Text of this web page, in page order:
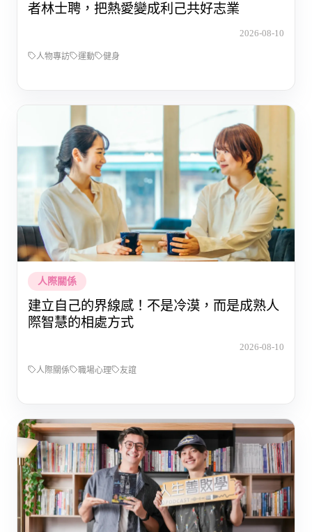
者林士聘，把熱愛變成利己共好志業
2026-08-10
人物專訪 運動 健身
人際關係
建立自己的界線感！不是冷漠，而是成熟人
際智慧的相處方式
2026-08-10
人際關係 職場心理 友誼